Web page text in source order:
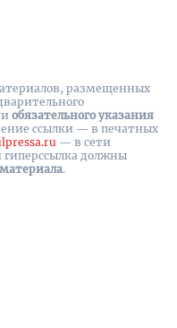
размещенных
обязательного указания
ссылки — в печатных
— в сети
должны
.